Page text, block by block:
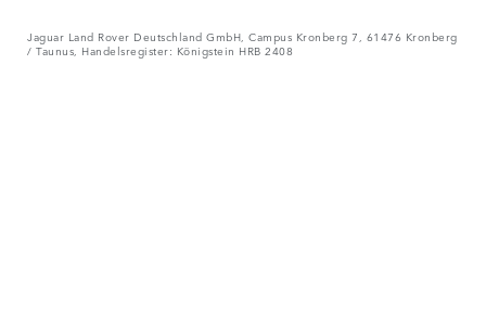
Jaguar Land Rover Deutschland GmbH, Campus Kronberg 7, 61476 Kronberg
/ Taunus, Handelsregister: Königstein HRB 2408